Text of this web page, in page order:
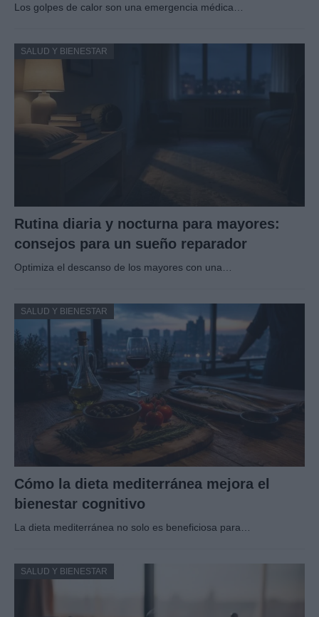
Los golpes de calor son una emergencia médica…
SALUD Y BIENESTAR
Rutina diaria y nocturna para mayores:
consejos para un sueño reparador
Optimiza el descanso de los mayores con una…
SALUD Y BIENESTAR
Cómo la dieta mediterránea mejora el
bienestar cognitivo
La dieta mediterránea no solo es beneficiosa para…
SALUD Y BIENESTAR